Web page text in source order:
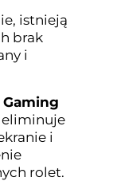
istnieją
brak
i
i
rolet.